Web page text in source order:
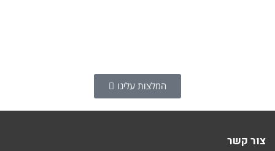
המלצות עלינו
צור קשר